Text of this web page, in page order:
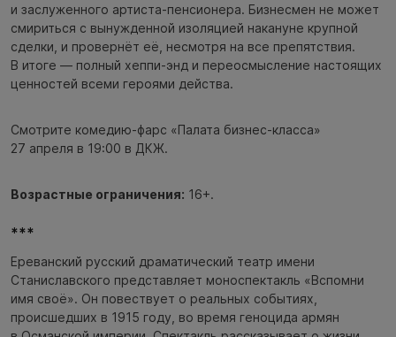
и заслуженного артиста-пенсионера. Бизнесмен не может
смириться с вынужденной изоляцией накануне крупной
сделки, и провернёт её, несмотря на все препятствия.
В итоге — полный хеппи-энд и переосмысление настоящих
ценностей всеми героями действа.
Смотрите комедию-фарс «Палата бизнес-класса»
27 апреля в 19:00 в ДКЖ.
Возрастные ограничения: 16+.
***
Ереванский русский драматический театр имени
Станиславского представляет моноспектакль «Вспомни
имя своё». Он повествует о реальных событиях,
происшедших в 1915 году, во время геноцида армян